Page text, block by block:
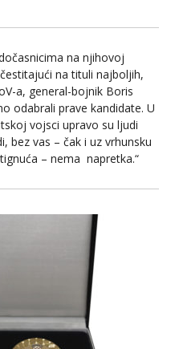
na njihovoj
na tituli najboljih,
a, general-bojnik Boris
odabrali prave kandidate. U
vojsci upravo su ljudi
bez vas – čak i uz vrhunsku
– nema napretka.“